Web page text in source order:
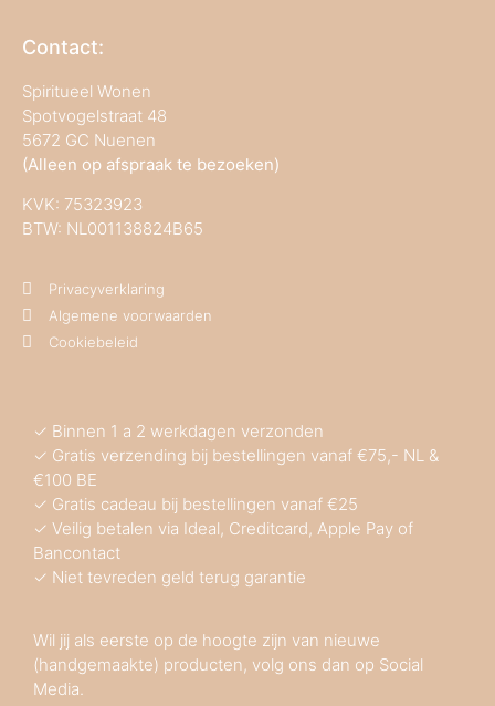
Contact:
Spiritueel Wonen
Spotvogelstraat 48
5672 GC Nuenen
(Alleen op afspraak te bezoeken)
KVK: 75323923
BTW: NL001138824B65
Privacyverklaring
Algemene voorwaarden
Cookiebeleid
✓ Binnen 1 a 2 werkdagen verzonden
✓ Gratis verzending bij bestellingen vanaf €75,- NL &
€100 BE
✓ Gratis cadeau bij bestellingen vanaf €25
✓ Veilig betalen via Ideal, Creditcard, Apple Pay of
Bancontact
✓ Niet tevreden geld terug garantie
Wil jij als eerste op de hoogte zijn van nieuwe
(handgemaakte) producten, volg ons dan op Social
Media.